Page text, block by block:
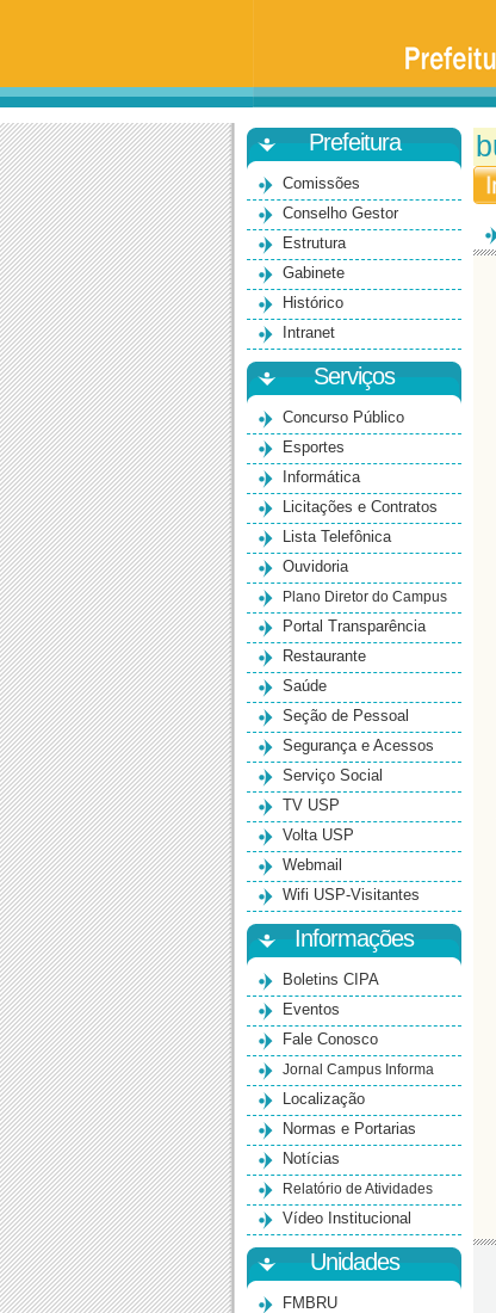
São
Paulo
-
Bauru Prefeitura
Comissões
Conselho Gestor
Estrutura
Gabinete
Histórico
Intranet
Serviços
Concurso Público
Esportes
Informática
Licitações e Contratos
Lista Telefônica
Ouvidoria
Plano Diretor do Campus
Portal Transparência
Restaurante
Saúde
Seção de Pessoal
Segurança e Acessos
Serviço Social
TV USP
Volta USP
Webmail
Wifi USP-Visitantes
Informações
Boletins CIPA
Eventos
Fale Conosco
Jornal Campus Informa
Localização
Normas e Portarias
Notícias
Relatório de Atividades
Vídeo Institucional
Unidades
FMBRU